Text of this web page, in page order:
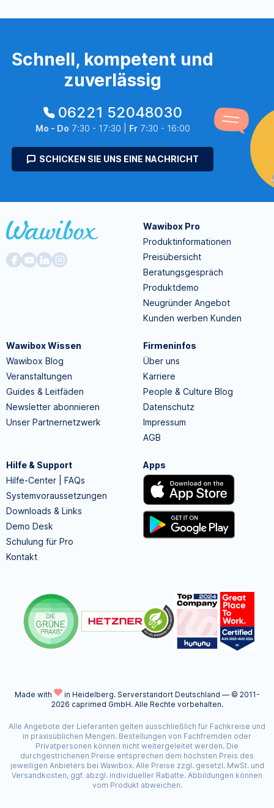
Schnell, kompetent und
zuverlässig
06221 52048030
Mo - Do 7:30 - 17:30 | Fr7:30 - 16:00
SCHICKEN SIE UNS EINE NACHRICHT
Wawibox Pro
Produktinformationen
Preisübersicht
Beratungsgespräch
Produktdemo
Neugründer Angebot
Kunden werben Kunden
Wawibox Wissen
Wawibox Blog
Veranstaltungen
Guides & Leitfäden
Newsletter abonnieren
Unser Partnernetzwerk
Firmeninfos
Über uns
Karriere
People & Culture Blog
Datenschutz
Impressum
AGB
Hilfe & Support
Hilfe-Center | FAQs
Systemvoraussetzungen
Downloads & Links
Demo Desk
Schulung für Pro
Kontakt
Apps
Made with in Heidelberg. Serverstandort Deutschland — © 2011-
2026 caprimed GmbH. Alle Rechte vorbehalten.
Alle Angebote der Lieferanten gelten ausschließlich für Fachkreise und
in praxisüblichen Mengen. Bestellungen von Fachfremden oder
Privatpersonen können nicht weitergeleitet werden. Die
durchgestrichenen Preise entsprechen dem höchsten Preis des
jeweiligen Anbieters bei Wawibox. Alle Preise zzgl. gesetzl. MwSt. und
Versandkosten, ggf. abzgl. individueller Rabatte. Abbildungen können
vom Produkt abweichen.